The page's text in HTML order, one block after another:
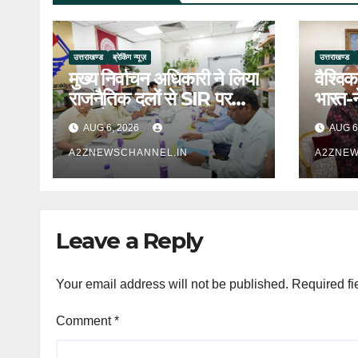
उत्तराखण्ड ब्रेकिंग न्यूज़
मुख्य निर्वाचन अधिकारी ने लिया
राजनैतिक दलों से SIR पर
फीडबैक
AUG 6, 2026
A2ZNEWSCHANNEL.IN
उत्तराखण्ड
AUG
Leave a Reply
Your email address will not be published. Required
Comment*